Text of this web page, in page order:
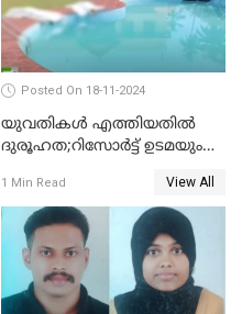
Posted On 18-11-2024
യുവതികള്‍ എത്തിയതിൽ
ദുരൂഹത;റിസോര്‍ട്ട് ഉടമയും
1 Min Read View All